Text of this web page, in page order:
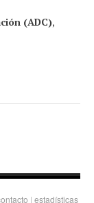
(ADC),
| estadísticas